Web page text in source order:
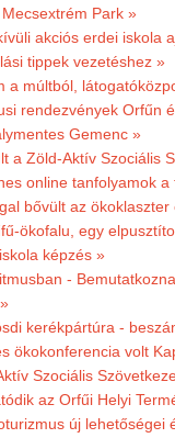
Park »
akciós erdei iskola
tippek vezetéshez »
a múltból,
rendezvények Orfűn
Gemenc »
a Zöld-Aktív Szociális
online tanfolyamok
bővült az ökoklaszter
ökofalu, egy
képzés »
-
kerékpártúra -
ökokonferencia volt
Szociális
az Orfűi Helyi
új lehetőségei